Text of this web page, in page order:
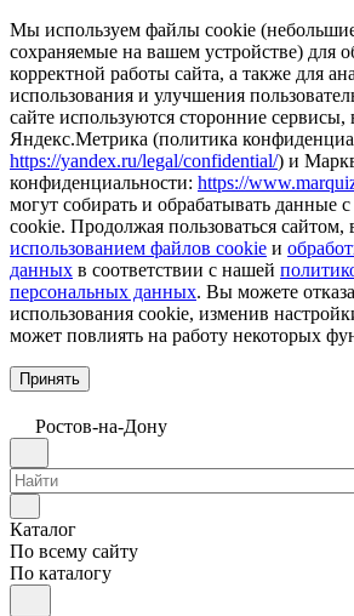
Мы используем файлы cookie
сохраняемые на вашем устройстве) для
корректной работы сайта, а также для
использования и улучшения
сайте используются сторонние сервисы,
Яндекс.Метрика (политика
https://yandex.ru/legal/confidential/) и
конфиденциальности: https://
могут собирать и обрабатывать данные
cookie. Продолжая пользоваться сайтом,
использованием файлов cookie и
данных в соответствии с нашей
персональных данных. Вы можете
использования cookie, изменив
может повлиять на работу некоторых
Принять
Ростов-на-Дону
Каталог
По всему сайту
По каталогу